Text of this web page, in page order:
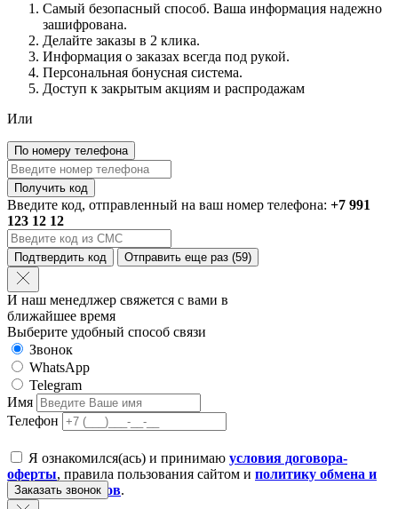
Самый безопасный способ. Ваша информация надежно
зашифрована.
Делайте заказы в 2 клика.
Информация о заказах всегда под рукой.
Персональная бонусная система.
Доступ к закрытым акциям и распродажам
Или
По номеру телефона
Получить код
Введите код, отправленный на ваш номер телефона: +7 991
123 12 12
Подтвердить код Отправить еще раз (59)
И наш менедлжер свяжется с вами в
ближайшее время
Выберите удобный способ связи
Звонок
WhatsApp
Telegram
Имя
Телефон
Я ознакомился(ась) и принимаю условия договора-
оферты, правила пользования сайтом и политику обмена и
возврата товаров.
Заказать звонок